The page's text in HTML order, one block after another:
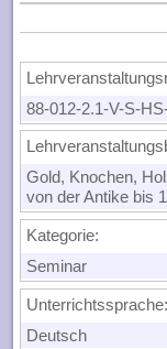
88-012-2.1-V-S-
Gold, Knochen,
von der Antike bis
Kategorie:
Seminar
Unterrichtssprache:
Deutsch